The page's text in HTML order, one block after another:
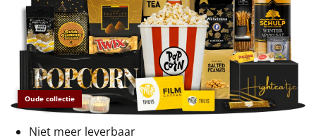
€55 tot €75
€75 tot €100
€100 en hoger
Alle kerstpakketten 2026
Oude collectie
Niet meer leverbaar